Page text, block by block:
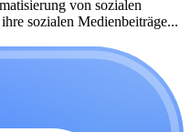
von sozialen
sozialen Medienbeiträge...